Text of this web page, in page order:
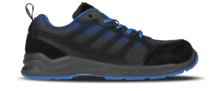
BLOG
KONTAKT
O NÁS
HODNOTENIE OBCHODU